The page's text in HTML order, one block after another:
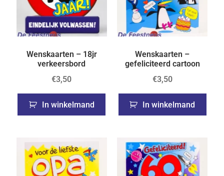
Wenskaarten – 18jr
verkeersbord
€3,50
In winkelmand
Wenskaarten –
gefeliciteerd cartoon
€3,50
In winkelmand